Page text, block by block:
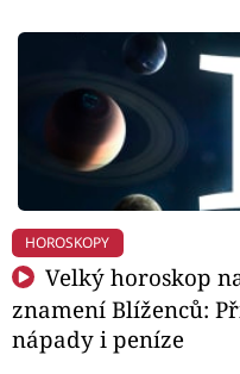
HOROSKOPY
Velký horoskop
znamení Blíženců:
nápady i peníze